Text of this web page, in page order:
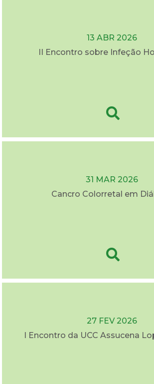
13 ABR 2026
II Encontro sobre Infeção
31 MAR 2026
Cancro Colorretal em
27 FEV 2026
I Encontro da UCC Assucena